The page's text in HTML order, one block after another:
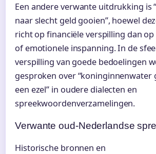
Een andere verwante uitdrukking is
naar slecht geld gooien”, hoewel
richt op financiële verspilling dan
of emotionele inspanning. In de
verspilling van goede bedoelingen
gesproken over “koninginnenwater
een ezel” in oudere dialecten en
spreekwoordenverzamelingen.
Verwante oud-Nederlandse
Historische bronnen en